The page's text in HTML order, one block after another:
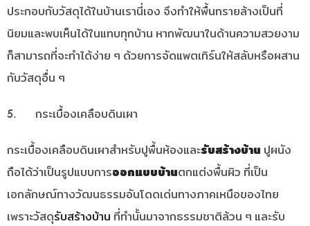
ประกอบกับวัสดุได้ในบ้านเรานี่เอง จึงทำให้พื้นทรายล้างเป็นที่
นิยมและพบเห็นได้ในแทบทุกบ้าน หากพัฒนาในด้านความสวยงาม
ก็สามารถที่จะทำได้ง่าย ๆ ด้วยการจัดแพตเทิร์นให้สลับหรือผสาน
กับวัสดุอื่น ๆ
5. กระเบื้องเคลือบดินเผา
กระเบื้องเคลือบดินเผาสำหรับปูพื้นห้องและรับสร้างบ้าน ปูผนัง
ถือได้ว่าเป็นรูปแบบการออกแบบบ้านตกแต่งพื้นผิว ที่เป็น
เอกลักษณ์ทางวัฒนธรรมอันโดดเด่นทางภาคเหนือของไทย
เพราะวัสดุรับสร้างบ้าน ที่ทำนั้นมาจากธรรมชาติล้วน ๆ และรับ